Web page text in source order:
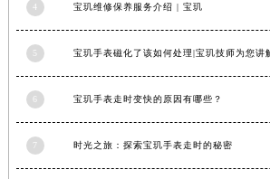
安徽省宿州市埇桥区人民中路宝玑售后服
安徽省铜陵市铜官区石城大道宝玑售后服
安徽省宣城市宣州区叠嶂西路宝玑售后服
福建省龙岩市新罗区九一南路宝玑售后服
4 宝玑维修保养服务介绍 | 宝玑
5 宝玑手表磁化了该如何处理|宝玑技师为您讲
6 宝玑手表走时变快的原因有哪些？
7 时光之旅：探索宝玑手表走时的秘密